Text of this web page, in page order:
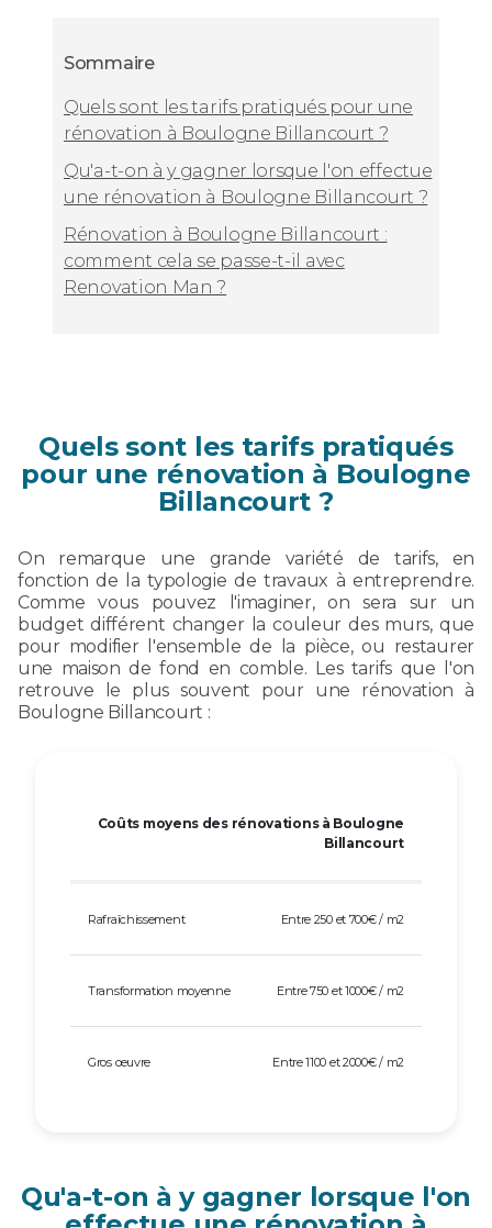
Sommaire
Quels sont les tarifs pratiqués pour une
rénovation à Boulogne Billancourt ?
Qu'a-t-on à y gagner lorsque l'on effectue
une rénovation à Boulogne Billancourt ?
Rénovation à Boulogne Billancourt :
comment cela se passe-t-il avec
Renovation Man ?
Quels sont les tarifs pratiqués
pour une rénovation à Boulogne
Billancourt ?
On remarque une grande variété de tarifs, en
fonction de la typologie de travaux à entreprendre.
Comme vous pouvez l'imaginer, on sera sur un
budget différent changer la couleur des murs, que
pour modifier l'ensemble de la pièce, ou restaurer
une maison de fond en comble. Les tarifs que l'on
retrouve le plus souvent pour une rénovation à
Boulogne Billancourt :
Coûts moyens des rénovations à Boulogne
Billancourt
Rafraîchissement Entre 250 et 700€ / m2
Transformation moyenne Entre 750 et 1000€ / m2
Gros œuvre Entre 1100 et 2000€ / m2
Qu'a-t-on à y gagner lorsque l'on